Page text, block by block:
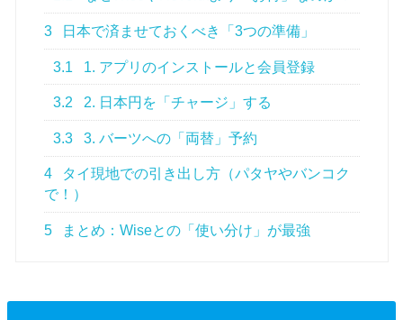
3 日本で済ませておくべき「3つの準備」
3.1 1. アプリのインストールと会員登録
3.2 2. 日本円を「チャージ」する
3.3 3. バーツへの「両替」予約
4
タイ現地での引き出し方（パタヤやバンコク
で！）
5 まとめ：Wiseとの「使い分け」が最強